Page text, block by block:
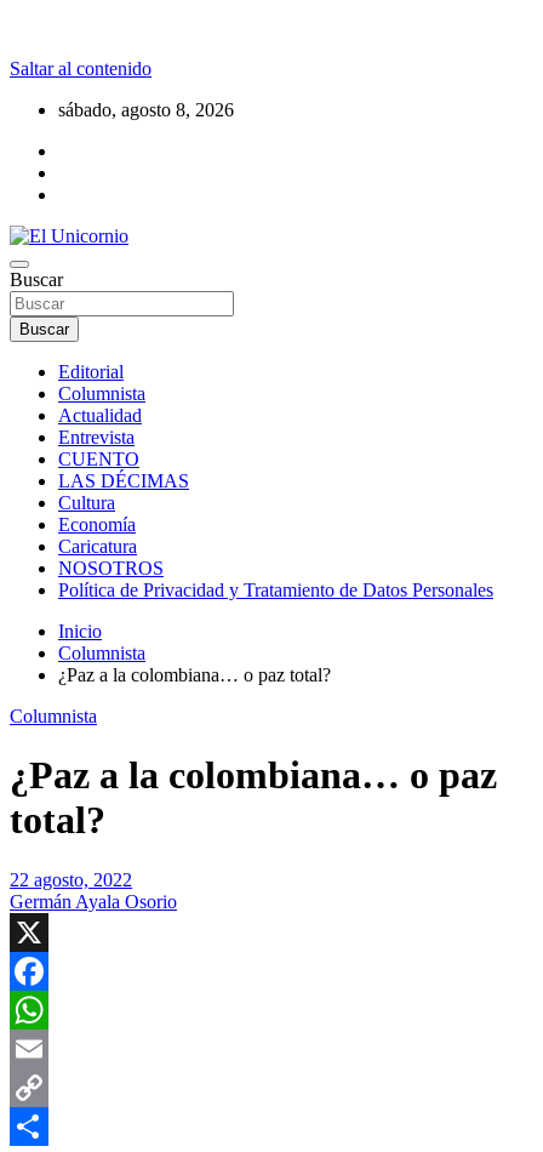
Saltar al contenido
sábado, agosto 8, 2026
El Unicornio
La realidad supera la fantasía
Buscar
Buscar
Editorial
Columnista
Actualidad
Entrevista
CUENTO
LAS DÉCIMAS
Cultura
Economía
Caricatura
NOSOTROS
Política de Privacidad y Tratamiento de Datos Personales
Inicio
Columnista
¿Paz a la colombiana… o paz total?
Columnista
¿Paz a la colombiana… o paz
total?
22 agosto, 2022
Germán Ayala Osorio
X
Facebook
WhatsApp
Email
Copy